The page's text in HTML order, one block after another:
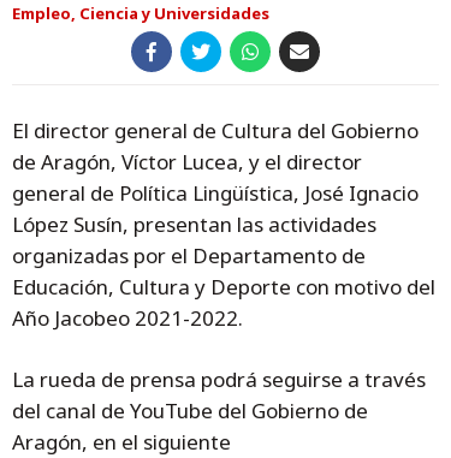
Empleo, Ciencia y Universidades
El director general de Cultura del Gobierno
de Aragón, Víctor Lucea, y el director
general de Política Lingüística, José Ignacio
López Susín, presentan las actividades
organizadas por el Departamento de
Educación, Cultura y Deporte con motivo del
Año Jacobeo 2021-2022.
La rueda de prensa podrá seguirse a través
del canal de YouTube del Gobierno de
Aragón, en el siguiente